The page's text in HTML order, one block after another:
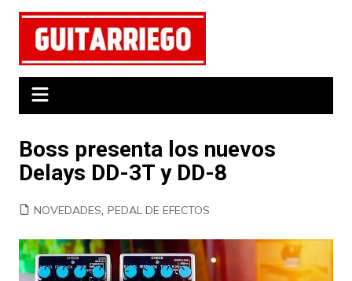
Saltar
contenido
Boss presenta los nuevos
Delays DD-3T y DD-8
NOVEDADES, PEDAL DE EFECTOS